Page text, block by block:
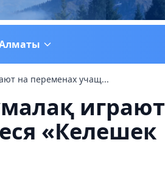
на переменах учащ...
играют
«Келешек